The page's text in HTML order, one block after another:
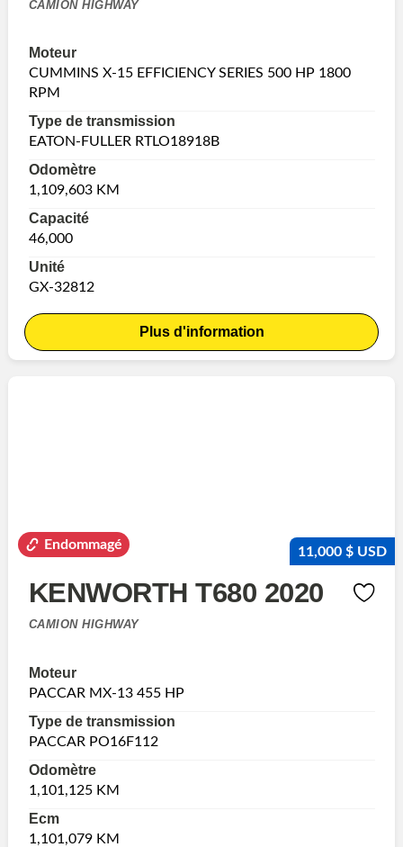
CAMION HIGHWAY
Moteur
CUMMINS X-15 EFFICIENCY SERIES 500 HP 1800
RPM
Type de transmission
EATON-FULLER RTLO18918B
Odomètre
1,109,603 KM
Capacité
46,000
Unité
GX-32812
Plus d'information
Endommagé 11,000 $ USD
KENWORTH T680 2020
CAMION HIGHWAY
Moteur
PACCAR MX-13 455 HP
Type de transmission
PACCAR PO16F112
Odomètre
1,101,125 KM
Ecm
1,101,079 KM